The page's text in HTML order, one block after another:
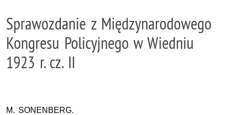
Sprawozdanie z Międzynarodowego
Kongresu Policyjnego w Wiedniu
1923 r. cz. II
M. SONENBERG.